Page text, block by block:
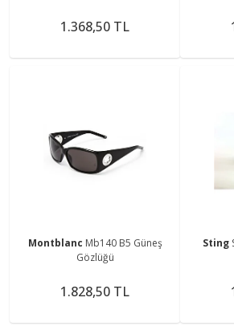
1.368,50 TL
Montblanc Mb140 B5 Güneş
Gözlüğü
1.828,50 TL
Sting